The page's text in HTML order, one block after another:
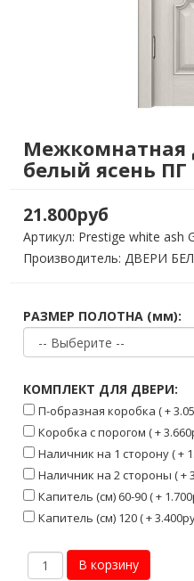
Межкомнатная
белый ясень ПГ
21.800руб
Артикул: Prestige white ash
Производитель: ДВЕРИ
РАЗМЕР ПОЛОТНА (мм):
КОМПЛЕКТ ДЛЯ ДВЕРИ:
П-образная коробка ( +
Коробка с порогом ( +
Наличник на 1 сторону ( +
Наличник на 2 стороны ( +
Капитель (см) 60-90 ( +
Капитель (см) 120 ( +